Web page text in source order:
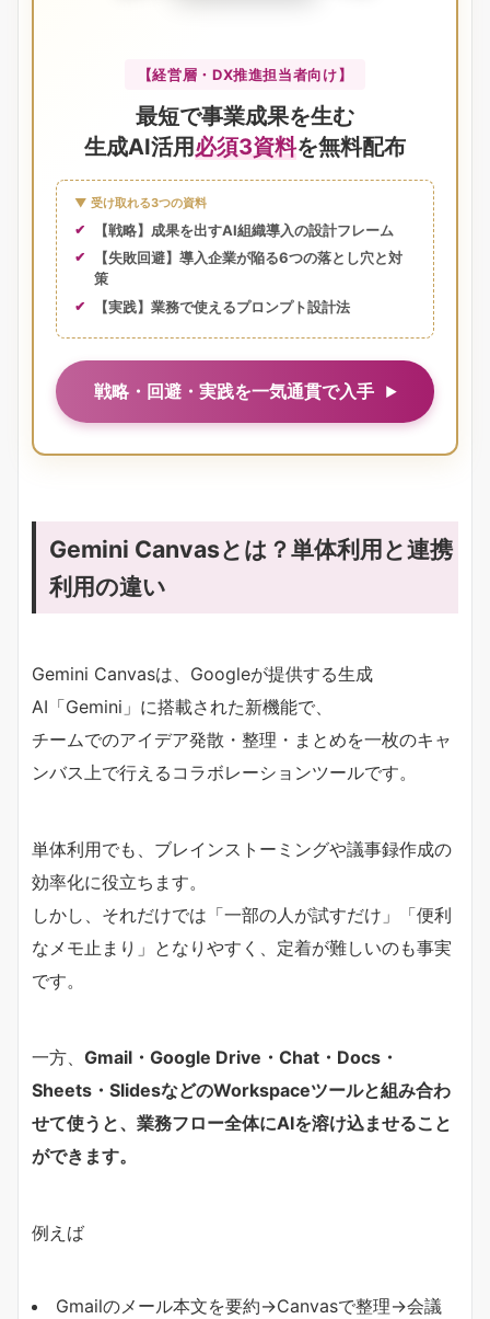
【経営層・DX推進担当者向け】
最短で事業成果を生む
生成AI活用必須3資料を無料配布
▼ 受け取れる3つの資料
【戦略】成果を出すAI組織導入の設計フレーム
【失敗回避】導入企業が陥る6つの落とし穴と対
策
【実践】業務で使えるプロンプト設計法
戦略・回避・実践を一気通貫で入手
Gemini Canvasとは？単体利用と連携
利用の違い
Gemini Canvasは、Googleが提供する生成
AI「Gemini」に搭載された新機能で、
チームでのアイデア発散・整理・まとめを一枚のキャ
ンバス上で行えるコラボレーションツールです。
単体利用でも、ブレインストーミングや議事録作成の
効率化に役立ちます。
しかし、それだけでは「一部の人が試すだけ」「便利
なメモ止まり」となりやすく、定着が難しいのも事実
です。
一方、 Gmail・Google Drive・Chat・Docs・
Sheets・SlidesなどのWorkspaceツールと組み合わ
せて使うと、業務フロー全体にAIを溶け込ませること
ができます。
例えば
Gmailのメール本文を要約→Canvasで整理→会議